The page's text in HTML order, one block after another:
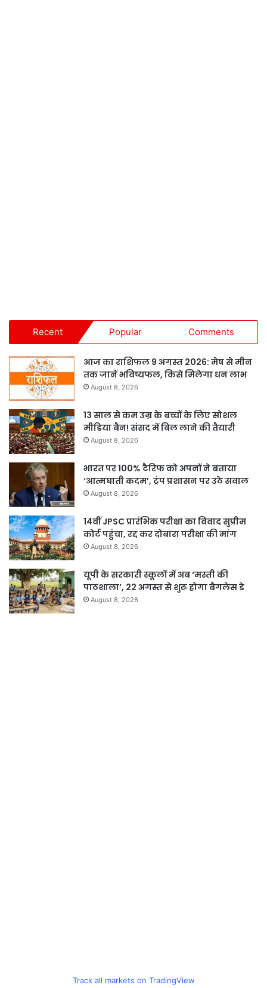
Recent Popular Comments
आज का राशिफल 9 अगस्त 2026: मेष से मीन
तक जानें भविष्यफल, किसे मिलेगा धन लाभ
August 8, 2026
13 साल से कम उम्र के बच्चों के लिए सोशल
मीडिया बैन! संसद में बिल लाने की तैयारी
August 8, 2026
भारत पर 100% टैरिफ को अपनों ने बताया
‘आत्मघाती कदम’, ट्रंप प्रशासन पर उठे सवाल
August 8, 2026
14वीं JPSC प्रारंभिक परीक्षा का विवाद सुप्रीम
कोर्ट पहुंचा, रद्द कर दोबारा परीक्षा की मांग
August 8, 2026
यूपी के सरकारी स्कूलों में अब ‘मस्ती की
पाठशाला’, 22 अगस्त से शुरू होगा बैगलेस डे
August 8, 2026
Track all markets on TradingView